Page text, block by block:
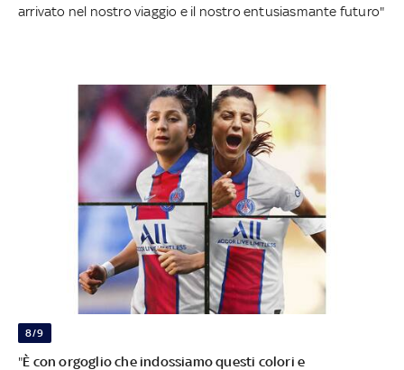
arrivato nel nostro viaggio e il nostro entusiasmante futuro"
8/9
"È con orgoglio che indossiamo questi colori e